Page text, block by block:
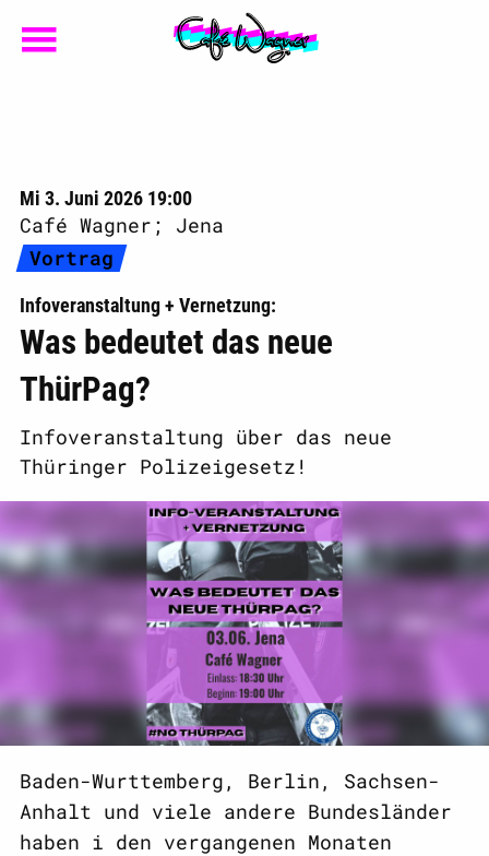
Mi 3. Juni 2026 19:00
Café Wagner; Jena
Vortrag
Infoveranstaltung + Vernetzung
Was bedeutet das neue
ThürPag?
Infoveranstaltung über das neue
Thüringer Polizeigesetz!
Baden-Wurttemberg, Berlin, Sachsen-
Anhalt und viele andere Bundesländer
haben i den vergangenen Monaten